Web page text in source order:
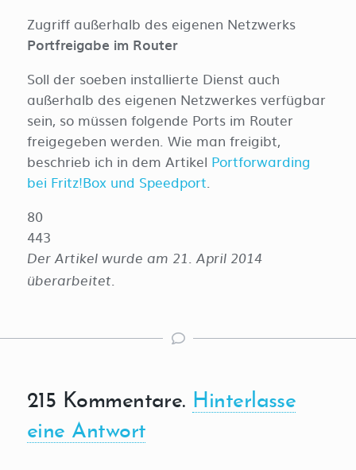
Zugriff außerhalb des eigenen Netzwerks
Portfreigabe im Router
Soll der soeben installierte Dienst auch
außerhalb des eigenen Netzwerkes verfügbar
sein, so müssen folgende Ports im Router
freigegeben werden. Wie man freigibt,
beschrieb ich in dem Artikel Portforwarding
bei Fritz!Box und Speedport
80
443
Der Artikel wurde am 21. April 2014
überarbeitet.
215 Kommentare. Hinterlasse
eine Antwort